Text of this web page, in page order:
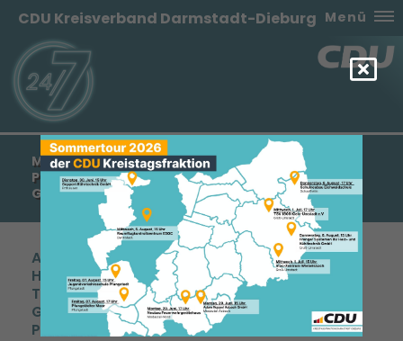
CDU Kreisverband Darmstadt-Dieburg Menü
MANFRED PENTZ: HERR SCHÄFER-GÜMBEL
PRÄSENTIERT SICH PLANLOS UND MIT IDEEN VON
GESTERN
Anlässlich der Vorstellung des sogenannten
Hessenplan+ durch den SPD-Vorsitzenden
Thorsten Schäfer-Gümbel erklärte der
Generalsekretär der CDU Hessen, Manfred
Pentz: